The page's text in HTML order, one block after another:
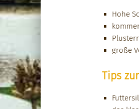
Hohe
große
Tips